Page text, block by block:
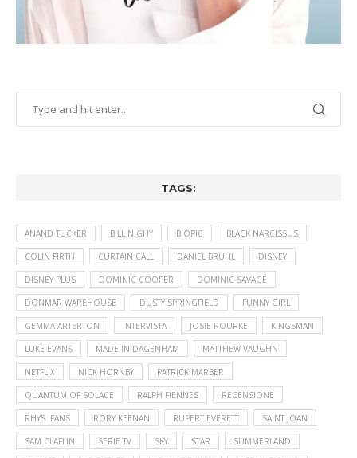
TAGS:
ANAND TUCKER BILL NIGHY BIOPIC BLACK NARCISSUS
COLIN FIRTH CURTAIN CALL DANIEL BRUHL DISNEY
DISNEY PLUS DOMINIC COOPER DOMINIC SAVAGE
DONMAR WAREHOUSE DUSTY SPRINGFIELD FUNNY GIRL
GEMMA ARTERTON INTERVISTA JOSIE ROURKE KINGSMAN
LUKE EVANS MADE IN DAGENHAM MATTHEW VAUGHN
NETFLIX NICK HORNBY PATRICK MARBER
QUANTUM OF SOLACE RALPH FIENNES RECENSIONE
RHYS IFANS RORY KEENAN RUPERT EVERETT SAINT JOAN
SAM CLAFLIN SERIE TV SKY STAR SUMMERLAND